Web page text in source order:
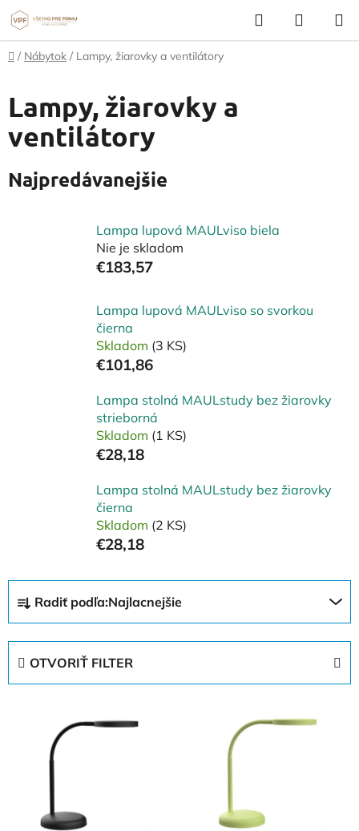
Prejsť
na
obsah
Hľadať
KOŠÍK
Domov
/ Nábytok / Lampy, žiarovky a ventilátory
Lampy, žiarovky a
ventilátory
Najpredávanejšie
Lampa lupová MAULviso biela
Nie je skladom
€183,57
Lampa lupová MAULviso so svorkou
čierna
Skladom (3 KS)
€101,86
Lampa stolná MAULstudy bez žiarovky
strieborná
Skladom (1 KS)
€28,18
Lampa stolná MAULstudy bez žiarovky
čierna
Skladom (2 KS)
€28,18
d
Radiť podľa:Najlacnejšie
OTVORIŤ FILTER